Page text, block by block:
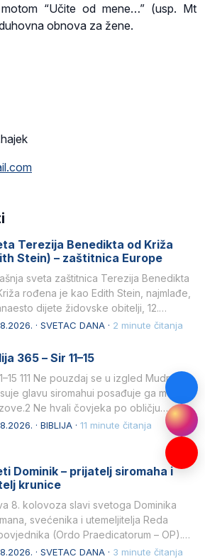
“Učite od mene…” (usp. Mt
obnova za žene.
Terezija Benedikta od Križa
Stein) – zaštitnica Europe
sveta zaštitnica Terezija Benedikta
rođena je kao Edith Stein, najmlađe,
dijete židovske obitelji, 12.
1891, u Wrocławu…
· SVETAC DANA · 2 minute čitanja
365 – Sir 11–15
111 Ne pouzdaj se u izgled Mudrost
glavu siromahui posađuje ga među
Ne hvali čovjeka po obličju
· BIBLIJA · 11 minute čitanja
Dominik – prijatelj siromaha i
krunice
8. kolovoza slavi svetoga Dominika
svećenika i utemeljitelja Reda
(Ordo Praedicatorum – OP).
životom, dubokom ljubavlju prema
· SVETAC DANA · 3 minute čitanja